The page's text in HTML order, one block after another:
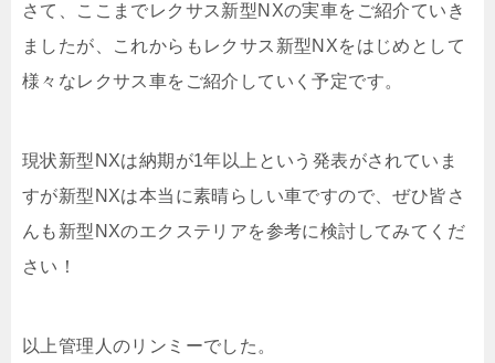
さて、ここまでレクサス新型NXの実車をご紹介ていき
ましたが、これからもレクサス新型NXをはじめとして
様々なレクサス車をご紹介していく予定です。
現状新型NXは納期が1年以上という発表がされていま
すが新型NXは本当に素晴らしい車ですので、ぜひ皆さ
んも新型NXのエクステリアを参考に検討してみてくだ
さい！
以上管理人のリンミーでした。